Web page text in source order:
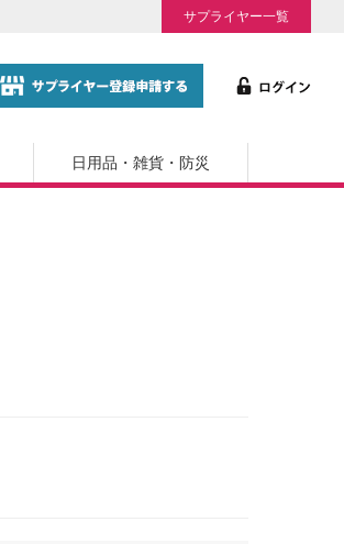
サプライヤー一覧
日用品・雑貨・防災